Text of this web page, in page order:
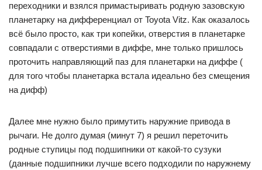
переходники и взялся примастыривать родную зазовскую
планетарку на дифференциал от Toyota Vitz. Как оказалось
всё было просто, как три копейки, отверстия в планетарке
совпадали с отверстиями в диффе, мне только пришлось
проточить направляющий паз для планетарки на диффе (
для того чтобы планетарка встала идеально без смещения
на дифф)
Далее мне нужно было примутить наружние привода в
рычаги. Не долго думая (минут 7) я решил переточить
родные ступицы под подшипники от какой-то сузуки
(данные подшипники лучше всего подходили по наружнему